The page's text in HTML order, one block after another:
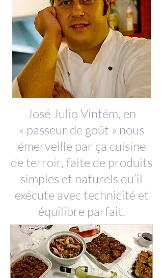
José Julio Vintém, en
« passeur de goût » nous
émerveille par ça cuisine
de terroir, faite de produits
simples et naturels qu’il
exécute avec technicité et
équilibre parfait.